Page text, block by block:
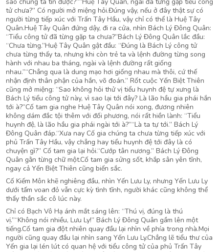
tử chưa?” Có người mở miệng hỏi.Đúng vậy, nếu ở đây thật sự có
người từng tiếp xúc với Trấn Tây Hầu, vậy chỉ có thể là Huệ Tây
Quân.Huệ Tây Quân đứng dậy, đi ra cửa, nhìn Bách Lý Đông Quân:
“Tiểu công tử đã từng gặp ta chưa?”Bách Lý Đông Quân lắc đầu:
“Chưa từng.”Huệ Tây Quân gật đầu: “Đúng là Bách Lý công tử
chưa từng thấy ta, nhưng khi còn trẻ ta và lệnh đường từng song
hành với nhau ba tháng, ngài và lệnh đường rất giống
nhau.”“Chẳng qua là dung mạo hơi giống nhau mà thôi, cứ thế
nhận định thân phận của hắn, võ đoán.” Rốt cuộc Yến Biệt Thiên
cũng mở miệng: “Sao không hỏi thử vị tiểu huynh đệ tự xưng là
Bách Lý tiểu công tử này, vì sao lại tới đây? Là lão hầu gia phái hắn
tới à?”Cố tam gia nghe Huệ Tây Quân nói xong, đương nhiên
không dám đắc tội thêm với đối phương, nói rất hiền lành: “Tiểu
huynh đệ, là lão hầu gia phái ngài tới à?”“Là ta tự tới.” Bách Lý
Đông Quân đáp.“Xưa nay Cố gia chúng ta chưa từng tiếp xúc với
phủ Trấn Tây Hầu, vậy chẳng hay tiểu huynh đệ tới đây là có
chuyện gì?” Cố tam gia lại hỏi.“Cướp tân nương.” Bách Lý Đông
Quân gằn từng chữ một.Cố tam gia sửng sốt, khắp sân yên tĩnh,
ngay cả Yến Biệt Thiên cũng biến sắc.
Cố Kiếm Môn khẽ nghiêng đầu, nhìn Yến Lưu Ly, nhưng Yến Lưu Ly
dưới tấm voan đỏ vẫn cực kỳ tình tĩnh, người khác cũng không thể
thấy thần sắc cô lúc này.
Chỉ có Bạch Vô Hạ ánh mắt sáng lên: “Thú vị, đúng là thú
vị.”“Không nói nhiều, Lưu Ly!” Bách Lý Đông Quân gầm lên một
tiếng.Cố tam gia đột nhiên quay đầu lại nhìn về phía trong nhà.Mọi
người cũng quay đầu lại nhìn sang Yến Lưu Ly.Chẳng lẽ tiểu thư của
Yến gia lại lén lút có quan hệ với tiểu công tử của phủ Trấn Tây